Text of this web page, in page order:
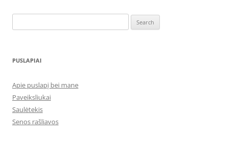
for:
PUSLAPIAI
Apie puslapį bei mane
Paveiksliukai
Saulėtekis
Senos rašliavos